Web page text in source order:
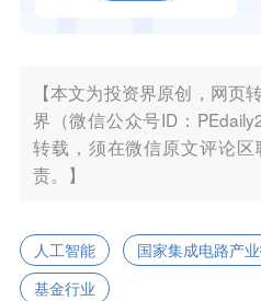
【本文为投资界原创，网页
界（微信公众号ID：
转载，须在微信原文评论
责。】
人工智能 国家集成电路产
基金行业